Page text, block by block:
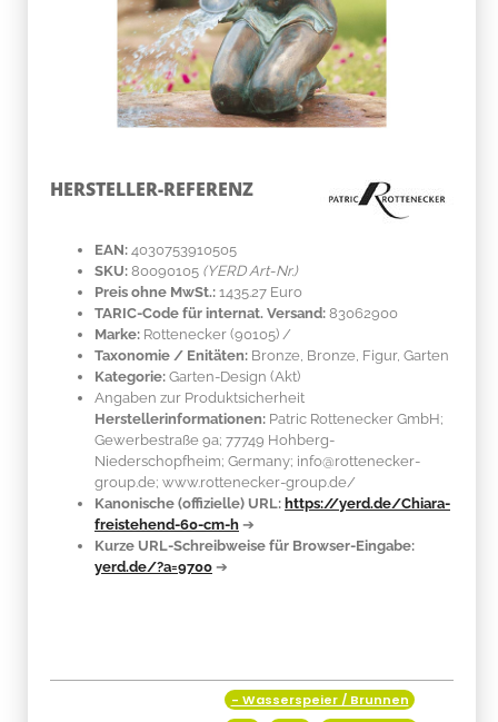
HERSTELLER-REFERENZ
EAN: 4030753910505
SKU: 80090105 (YERD Art-Nr.)
Preis ohne MwSt.: 1435.27 Euro
TARIC-Code für internat. Versand: 83062900
Marke: Rottenecker (90105) /
Taxonomie / Enitäten: Bronze , Bronze, Figur, Garten
Kategorie: Garten-Design (Akt)
Angaben zur Produktsicherheit
Herstellerinformationen: Patric Rottenecker GmbH;
Gewerbestraße 9a; 77749 Hohberg-
Niederschopfheim; Germany; info@rottenecker-
group.de; www.rottenecker-group.de/
Kanonische (offizielle) URL: https://yerd.de/Chiara-
freistehend-60-cm-h ➔
Kurze URL-Schreibweise für Browser-Eingabe:
yerd.de/?a=9700 ➔
Produkteigenschaft - Wasserspeier / Brunnen